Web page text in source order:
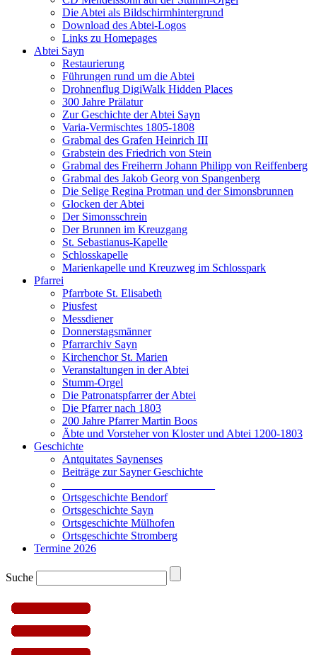
Die Abtei als Bildschirmhintergrund
Download des Abtei-Logos
Links zu Homepages
Abtei Sayn
Restaurierung
Führungen rund um die Abtei
Drohnenflug DigiWalk Hidden Places
300 Jahre Prälatur
Zur Geschichte der Abtei Sayn
Varia-Vermischtes 1805-1808
Grabmal des Grafen Heinrich III
Grabstein des Friedrich von Stein
Grabmal des Freiherrn Johann Philipp von Reiffenberg
Grabmal des Jakob Georg von Spangenberg
Die Selige Regina Protman und der Simonsbrunnen
Glocken der Abtei
Der Simonsschrein
Der Brunnen im Kreuzgang
St. Sebastianus-Kapelle
Schlosskapelle
Marienkapelle und Kreuzweg im Schlosspark
Pfarrei
Pfarrbote St. Elisabeth
Piusfest
Messdiener
Donnerstagsmänner
Pfarrarchiv Sayn
Kirchenchor St. Marien
Veranstaltungen in der Abtei
Stumm-Orgel
Die Patronatspfarrer der Abtei
Die Pfarrer nach 1803
200 Jahre Pfarrer Martin Boos
Äbte und Vorsteher von Kloster und Abtei 1200-1803
Geschichte
Antquitates Saynenses
Beiträge zur Sayner Geschichte
Ortsgeschichte Bendorf
Ortsgeschichte Sayn
Ortsgeschichte Mülhofen
Ortsgeschichte Stromberg
Termine 2026
Suche